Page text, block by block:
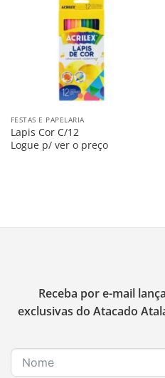
FESTAS E PAPELARIA
Lapis Cor C/12
Logue p/ ver o preço
Receba por e-mail
exclusivas do Atacado